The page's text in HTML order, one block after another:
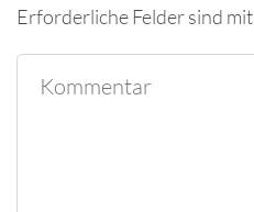
Erforderliche Felder sind mit